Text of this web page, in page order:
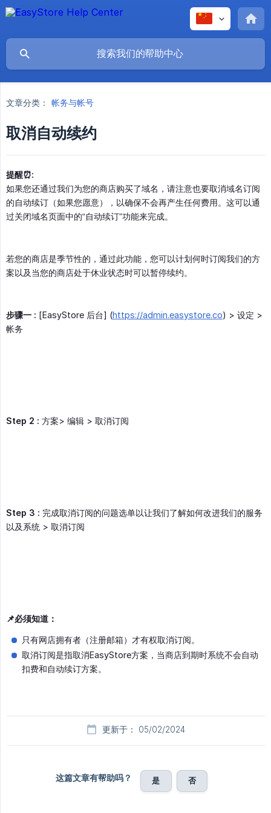
文章分类： 帐务与帐号
取消自动续约
提醒⏰:
如果您还通过我们为您的商店购买了域名，请注意也要取消域名订阅
的自动续订（如果您愿意），以确保不会再产生任何费用。这可以通
过关闭域名页面中的“自动续订”功能来完成。
若您的商店是季节性的，通过此功能，您可以计划何时订阅我们的方
案以及当您的商店处于休业状态时可以暂停续约。
步骤一 : [EasyStore 后台] (https://admin.easystore.co) > 设定 >
帐务
Step 2 : 方案> 编辑 > 取消订阅
Step 3 : 完成取消订阅的问题选单以让我们了解如何改进我们的服务
以及系统 > 取消订阅
📌必须知道：
只有网店拥有者（注册邮箱）才有权取消订阅。
取消订阅是指取消EasyStore方案，当商店到期时系统不会自动
扣费和自动续订方案。
更新于： 05/02/2024
这篇文章有帮助吗？ 是 否